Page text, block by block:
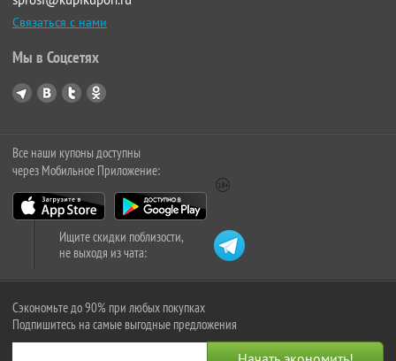
Связаться с нами
Мы в Соцсетях
Все наши купоны доступны
через Мобильное Приложение:
Ищите скидки поблизости,
не выходя из чата:
Сэкономьте до 90% при любых покупках
Подпишитесь на самые выгодные предложения